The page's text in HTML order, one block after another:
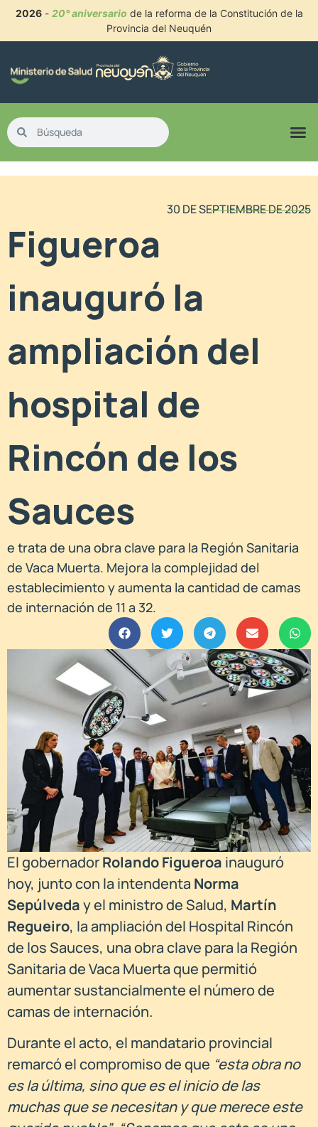
2026- 20° aniversario de la reforma de la Constitución de la
Provincia del Neuquén
30 DE SEPTIEMBRE DE 2025
Figueroa
inauguró la
ampliación del
hospital de
Rincón de los
Sauces
e trata de una obra clave para la Región Sanitaria
de Vaca Muerta. Mejora la complejidad del
establecimiento y aumenta la cantidad de camas
de internación de 11 a 32.
El gobernadorRolando Figueroa inauguró
hoy, junto con la intendenta Norma
Sepúlveday el ministro de Salud, Martín
Regueiro, la ampliación del Hospital Rincón
de los Sauces, una obra clave para la Región
Sanitaria de Vaca Muerta que permitió
aumentar sustancialmente el número de
camas de internación.
Durante el acto, el mandatario provincial
remarcó el compromiso de que “esta obra no
es la última, sino que es el inicio de las
muchas que se necesitan y que merece este